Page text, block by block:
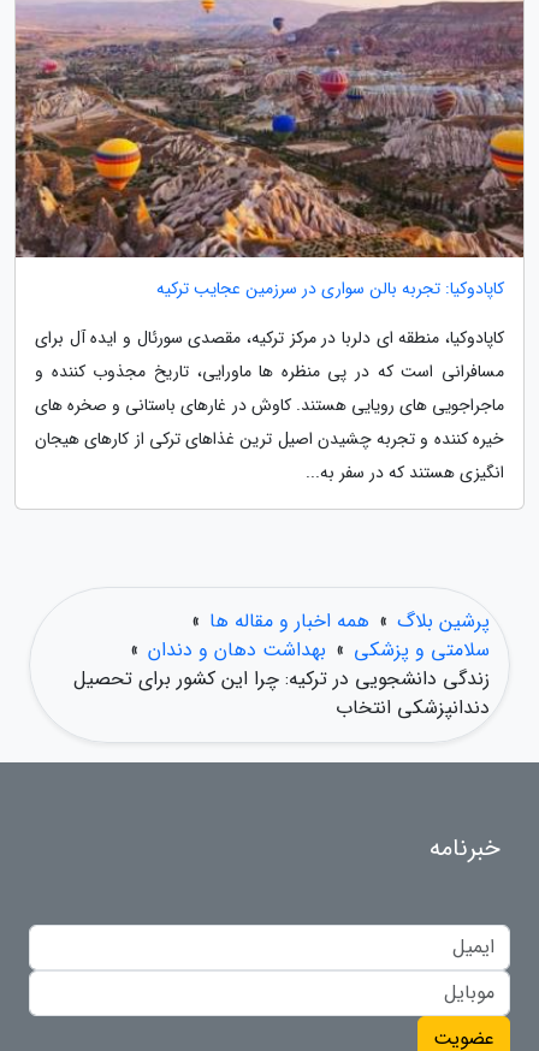
کاپادوکیا: تجربه بالن سواری در سرزمین عجایب ترکیه
کاپادوکیا، منطقه ای دلربا در مرکز ترکیه، مقصدی سورئال و ایده آل برای
مسافرانی است که در پی منظره ها ماورایی، تاریخ مجذوب کننده و
ماجراجویی های رویایی هستند. کاوش در غارهای باستانی و صخره های
خیره کننده و تجربه چشیدن اصیل ترین غذاهای ترکی از کارهای هیجان
انگیزی هستند که در سفر به...
پرشین بلاگ » همه اخبار و مقاله ها »
سلامتی و پزشکی » بهداشت دهان و دندان »
زندگی دانشجویی در ترکیه: چرا این کشور برای تحصیل
دندانپزشکی انتخاب
خبرنامه
عضویت